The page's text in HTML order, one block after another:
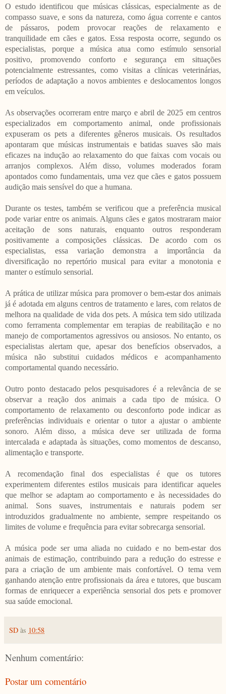
O estudo identificou que músicas clássicas, especialmente as de
compasso suave, e sons da natureza, como água corrente e cantos
de pássaros, podem provocar reações de relaxamento e
tranquilidade em cães e gatos. Essa resposta ocorre, segundo os
especialistas, porque a música atua como estímulo sensorial
positivo, promovendo conforto e segurança em situações
potencialmente estressantes, como visitas a clínicas veterinárias,
períodos de adaptação a novos ambientes e deslocamentos longos
em veículos.
As observações ocorreram entre março e abril de 2025 em centros
especializados em comportamento animal, onde profissionais
expuseram os pets a diferentes gêneros musicais. Os resultados
apontaram que músicas instrumentais e batidas suaves são mais
eficazes na indução ao relaxamento do que faixas com vocais ou
arranjos complexos. Além disso, volumes moderados foram
apontados como fundamentais, uma vez que cães e gatos possuem
audição mais sensível do que a humana.
Durante os testes, também se verificou que a preferência musical
pode variar entre os animais. Alguns cães e gatos mostraram maior
aceitação de sons naturais, enquanto outros responderam
positivamente a composições clássicas. De acordo com os
especialistas, essa variação demonstra a importância da
diversificação no repertório musical para evitar a monotonia e
manter o estímulo sensorial.
A prática de utilizar música para promover o bem-estar dos animais
já é adotada em alguns centros de tratamento e lares, com relatos de
melhora na qualidade de vida dos pets. A música tem sido utilizada
como ferramenta complementar em terapias de reabilitação e no
manejo de comportamentos agressivos ou ansiosos. No entanto, os
especialistas alertam que, apesar dos benefícios observados, a
música não substitui cuidados médicos e acompanhamento
comportamental quando necessário.
Outro ponto destacado pelos pesquisadores é a relevância de se
observar a reação dos animais a cada tipo de música. O
comportamento de relaxamento ou desconforto pode indicar as
preferências individuais e orientar o tutor a ajustar o ambiente
sonoro. Além disso, a música deve ser utilizada de forma
intercalada e adaptada às situações, como momentos de descanso,
alimentação e transporte.
A recomendação final dos especialistas é que os tutores
experimentem diferentes estilos musicais para identificar aqueles
que melhor se adaptam ao comportamento e às necessidades do
animal. Sons suaves, instrumentais e naturais podem ser
introduzidos gradualmente no ambiente, sempre respeitando os
limites de volume e frequência para evitar sobrecarga sensorial.
A música pode ser uma aliada no cuidado e no bem-estar dos
animais de estimação, contribuindo para a redução do estresse e
para a criação de um ambiente mais confortável. O tema vem
ganhando atenção entre profissionais da área e tutores, que buscam
formas de enriquecer a experiência sensorial dos pets e promover
sua saúde emocional.
SD às 10:58
Nenhum comentário:
Postar um comentário